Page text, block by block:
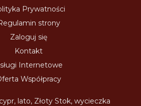
Prywatności
strony
Zaloguj się
Kontakt
Internetowe
Współpracy
, lato, Złoty Stok,wycieczka